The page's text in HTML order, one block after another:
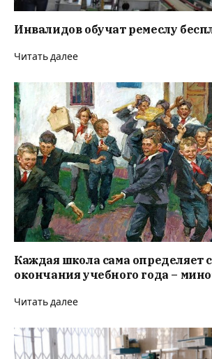
Инвалидов обучат ремеслу
Читать далее
Каждая школа сама определяет
окончания учебного года –
Читать далее